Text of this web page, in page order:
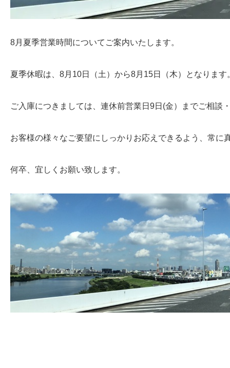
8月夏季営業時間についてご案内いたします。
夏季休暇は、8月10日（土）から8月15日（木）となります
ご入庫につきましては、連休前営業日9日(金）までご相談
お客様の様々なご要望にしっかりお応えできるよう、常に
何卒、宜しくお願い致します。